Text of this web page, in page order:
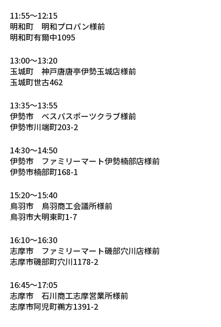
11:55〜12:15
明和町 明和プロパン様前
明和町有爾中1095
13:00〜13:20
玉城町 神戸唐唐亭伊勢玉城店様前
玉城町世古462
13:35〜13:55
伊勢市 ベスパスポーツクラブ様前
伊勢市川端町203-2
14:30〜14:50
伊勢市 ファミリーマート伊勢楠部店様前
伊勢市楠部町168-1
15:20〜15:40
鳥羽市 鳥羽商工会議所様前
鳥羽市大明東町1-7
16:10〜16:30
志摩市 ファミリーマート磯部穴川店様前
志摩市磯部町穴川1178-2
16:45〜17:05
志摩市 石川商工志摩営業所様前
志摩市阿児町鵜方1391-2